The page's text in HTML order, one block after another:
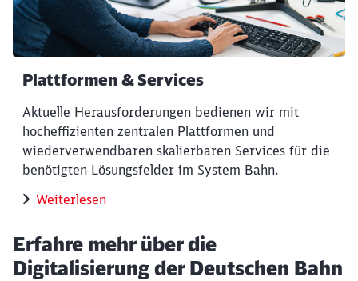
Plattformen & Services
Aktuelle Herausforderungen bedienen wir mit
hocheffizienten zentralen Plattformen und
wiederverwendbaren skalierbaren Services für die
benötigten Lösungsfelder im System Bahn.
Weiterlesen
Erfahre mehr über die
Digitalisierung der Deutschen Bahn